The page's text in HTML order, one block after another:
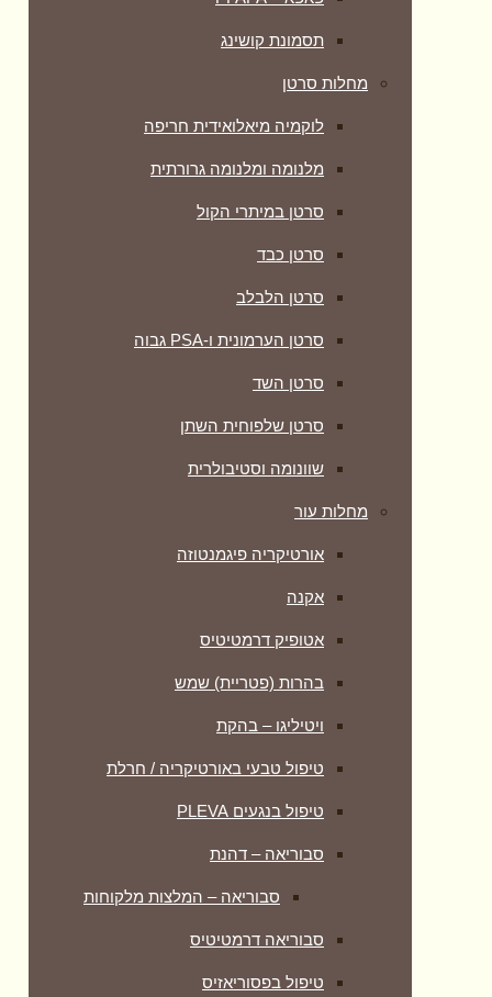
תסמונת קושינג
מחלות סרטן
לוקמיה מיאלואידית חריפה
מלנומה ומלנומה גרורתית
סרטן במיתרי הקול
סרטן כבד
סרטן הלבלב
סרטן הערמונית ו-PSA גבוה
סרטן השד
סרטן שלפוחית השתן
שוונומה וסטיבולרית
מחלות עור
אורטיקריה פיגמנטוזה
אקנה
אטופיק דרמטיטיס
בהרות (פטריית) שמש
ויטיליגו – בהקת
טיפול טבעי באורטיקריה / חרלת
טיפול בנגעים PLEVA
סבוריאה – דהנת
סבוריאה – המלצות מלקוחות
סבוריאה דרמטיטיס
טיפול בפסוריאזיס